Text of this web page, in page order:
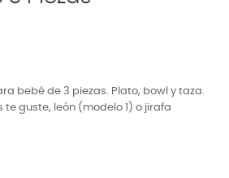
bebé de 3 piezas. Plato, bowl y taza.
te guste, león (modelo 1) o jirafa